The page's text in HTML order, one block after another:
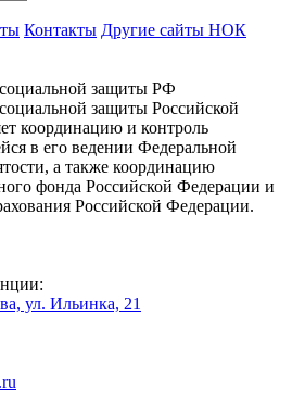
Контакты Другие сайты НОК
защиты РФ
защиты Российской
координацию и контроль
в его ведении Федеральной
а также координацию
фонда Российской Федерации и
Российской Федерации.
ул. Ильинка, 21